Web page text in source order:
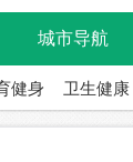
城市导航
健身 卫生健康